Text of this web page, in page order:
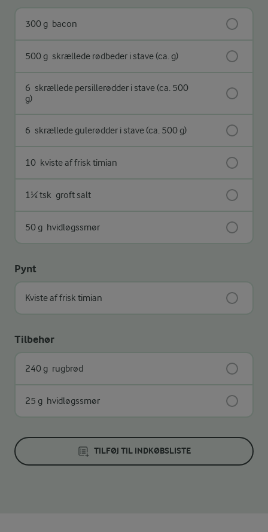
300 g bacon
500 g skrællede rødbeder i stave (ca. g)
6 skrællede persillerødder i stave (ca. 500
g)
6 skrællede gulerødder i stave (ca. 500 g)
10 kviste af frisk timian
1¼ tsk groft salt
50 g hvidløgssmør
Pynt
Kviste af frisk timian
Tilbehør
240 g rugbrød
25 g hvidløgssmør
TILFØJ TIL INDKØBSLISTE